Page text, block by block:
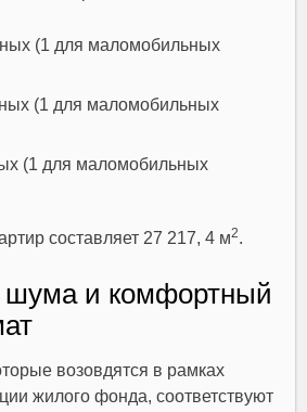
(1 для маломобильных
(1 для маломобильных
(1 для маломобильных
составляет 27 217, 4 м2.
шума и комфортный
возовдятся в рамках
жилого фонда, соответствуют